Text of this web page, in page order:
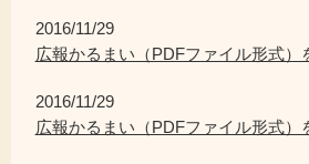
2016/11/29
広報かるまい（PDFファイル形式）
2016/11/29
広報かるまい（PDFファイル形式）